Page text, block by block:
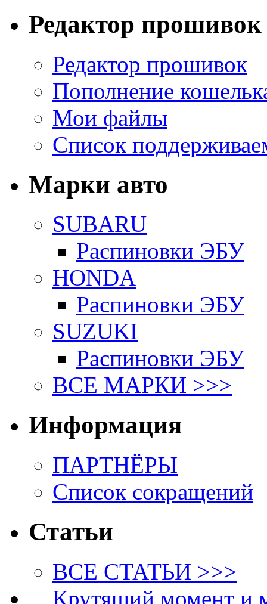
Редактор прошивок
Редактор прошивок
Пополнение
Мои файлы
Список
Марки авто
SUBARU
Распиновки ЭБУ
HONDA
Распиновки ЭБУ
SUZUKI
Распиновки ЭБУ
ВСЕ МАРКИ >>>
Информация
ПАРТНЁРЫ
Список сокращений
Статьи
ВСЕ СТАТЬИ >>>
Крутящий момент и